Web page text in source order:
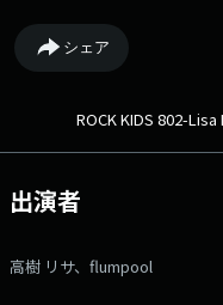
- - - - - - - - - - - - - 今夜
- - - - - - - - - - - X アカウ
#RK802 > ⇒番組HPは
「@fm802_pr」 ⇒facebook
シェア
ROCK KIDS 802-
出演者
高樹 リサ、flumpool